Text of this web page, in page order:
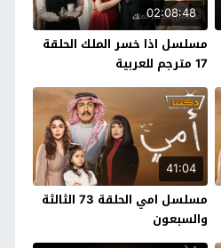
02:08:48
مسلسل اذا خسر الملك الحلقة
17 مترجم للعربية
41:04
مسلسل امي الحلقة 73 الثالثة
والسبعون